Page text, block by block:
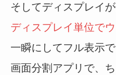
そしてディスプレイ
ディスプレイ単位で
一瞬にしてフル表示
画面分割アプリで、